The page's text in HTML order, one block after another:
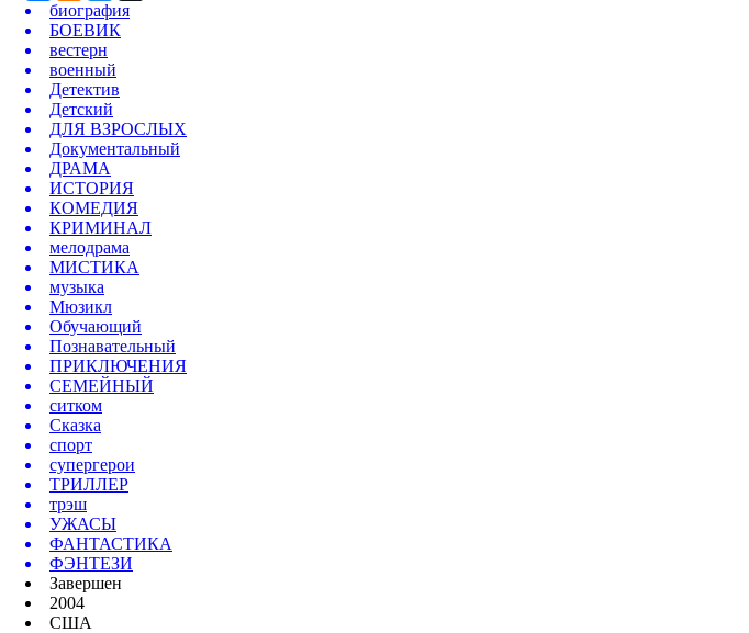
биография
БОЕВИК
вестерн
военный
Детектив
Детский
ДЛЯ ВЗРОСЛЫХ
Документальный
ДРАМА
ИСТОРИЯ
КОМЕДИЯ
КРИМИНАЛ
мелодрама
МИСТИКА
музыка
Мюзикл
Обучающий
Познавательный
ПРИКЛЮЧЕНИЯ
СЕМЕЙНЫЙ
ситком
Сказка
спорт
супергерои
ТРИЛЛЕР
трэш
УЖАСЫ
ФАНТАСТИКА
ФЭНТЕЗИ
Завершен
2004
США